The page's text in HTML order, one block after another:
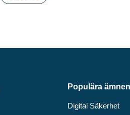
Populära ämnen
Digital Säkerhet